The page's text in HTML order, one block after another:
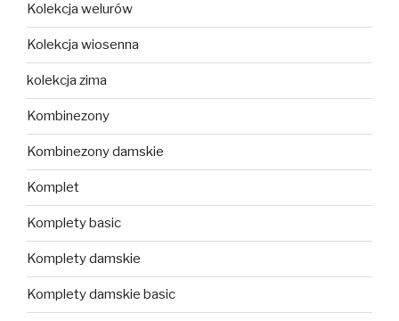
Kolekcja welurów
Kolekcja wiosenna
kolekcja zima
Kombinezony
Kombinezony damskie
Komplet
Komplety basic
Komplety damskie
Komplety damskie basic